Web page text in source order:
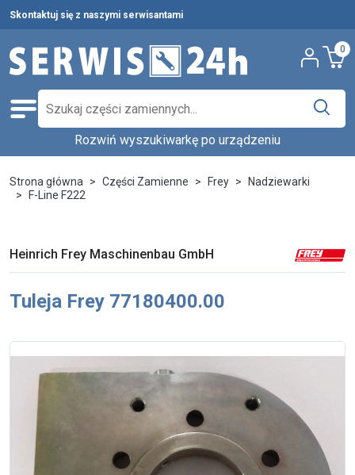
Skontaktuj się z naszymi serwisantami
0
Części zamienne
Pełna oferta
Ostatnie sztuki
Serwis urządzeń
Zgłoś naprawę
Ostrzenie narzędzi
technologiczne
aby znaleźć części w katalogu.
Rozwiń wyszukiwarkę po urządzeniu
Strona główna Części Zamienne Frey
Nadziewarki
F-Line F222
Heinrich Frey Maschinenbau GmbH
Tuleja Frey 77180400.00